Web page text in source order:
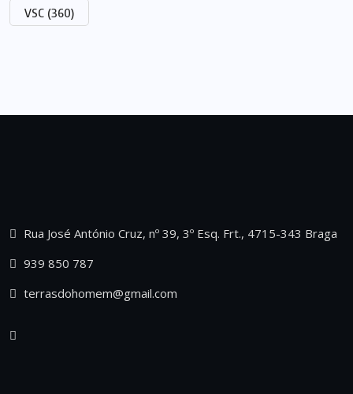
VSC (360)
Rua José António Cruz, nº 39, 3º Esq. Frt., 4715-343 Braga
939 850 787
terrasdohomem@gmail.com